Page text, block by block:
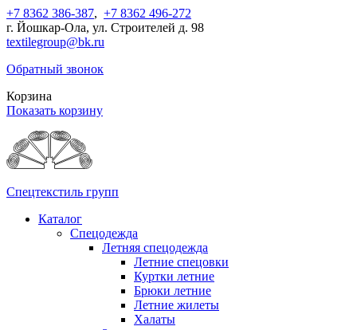
+7 8362 386-387, +7 8362 496-272
г. Йошкар-Ола, ул. Строителей д. 98
textilegroup@bk.ru
Обратный звонок
Корзина
Показать корзину
Спецтекстиль групп
Каталог
Спецодежда
Летняя спецодежда
Летние спецовки
Куртки летние
Брюки летние
Летние жилеты
Халаты